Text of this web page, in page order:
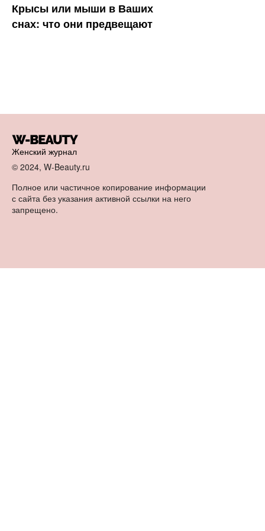
Крысы или мыши в Ваших
снах: что они предвещают
Женский журнал
© 2024, W-Beauty.ru
Полное или частичное копирование информации
с сайта без указания активной ссылки на него
запрещено.